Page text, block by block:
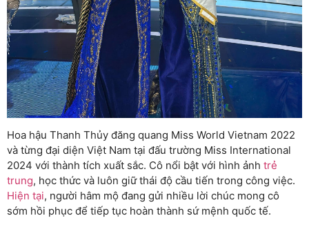
Hoa hậu Thanh Thủy đăng quang Miss World Vietnam 2022
và từng đại diện Việt Nam tại đấu trường Miss International
2024 với thành tích xuất sắc. Cô nổi bật với hình ảnh trẻ
trung, học thức và luôn giữ thái độ cầu tiến trong công việc.
Hiện tại, người hâm mộ đang gửi nhiều lời chúc mong cô
sớm hồi phục để tiếp tục hoàn thành sứ mệnh quốc tế.